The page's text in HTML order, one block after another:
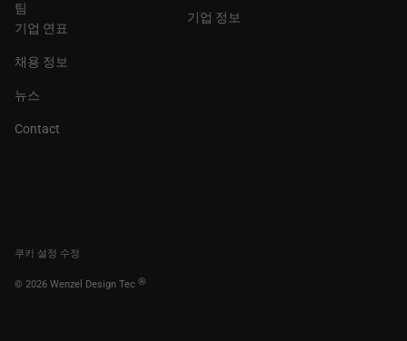
팀
기업 연표
채용 정보
뉴스
Contact
기업 정보
쿠키 설정 수정
© 2026 Wenzel Design Tec ®